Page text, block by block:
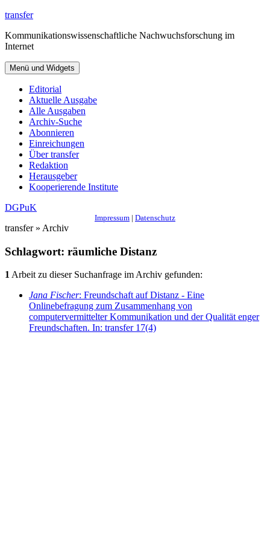
Zum
springen
transfer
Kommunikationswissenschaftliche Nachwuchsforschung im
Internet
Menü und Widgets
Editorial
Aktuelle Ausgabe
Alle Ausgaben
Archiv-Suche
Abonnieren
Einreichungen
Über transfer
Redaktion
Herausgeber
Kooperierende Institute
DGPuK
Impressum | Datenschutz
transfer » Archiv
Schlagwort: räumliche Distanz
1Arbeit zu dieser Suchanfrage im Archiv gefunden:
Jana Fischer: Freundschaft auf Distanz - Eine
Onlinebefragung zum Zusammenhang von
computervermittelter Kommunikation und der Qualität enger
Freundschaften. In: transfer 17(4)